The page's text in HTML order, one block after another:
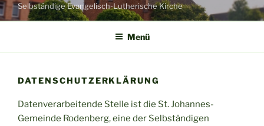
Selbständige Evangelisch-Lutherische Kirche
Menü
DATENSCHUTZERKLÄRUNG
Datenverarbeitende Stelle ist die St. Johannes-
Gemeinde Rodenberg, eine der Selbständigen